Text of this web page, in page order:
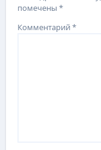
помечены*
Комментарий*